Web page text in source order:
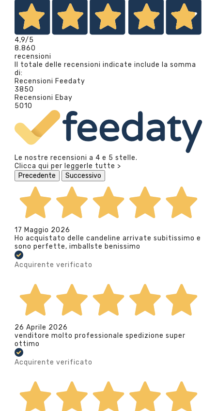
4,9/5
8.860
recensioni
Il totale delle recensioni indicate include la somma
di:
Recensioni Feedaty
3850
Recensioni Ebay
5010
Le nostre recensioni a 4 e 5 stelle.
Clicca qui per leggerle tutte >
Precedente
Successivo
17 Maggio 2026
Ho acquistato delle candeline arrivate subitissimo e
sono perfette, imballste benissimo
Acquirente verificato
26 Aprile 2026
venditore molto professionale spedizione super
ottimo
Acquirente verificato